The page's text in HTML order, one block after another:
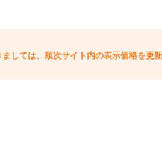
しては、順次サイト内の表示価格を更新